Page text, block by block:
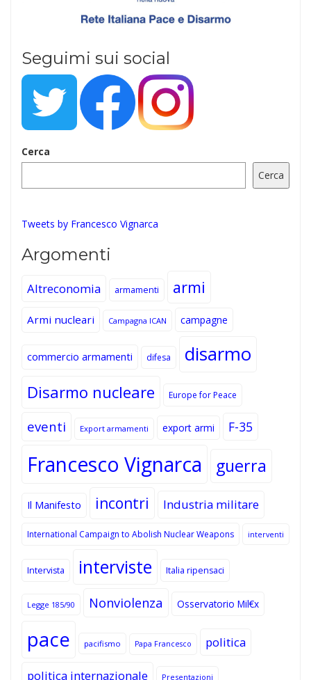
Seguimi sui social
Cerca
Cerca
Tweets by Francesco Vignarca
Argomenti
Altreconomia armamenti armi
Armi nucleari Campagna ICAN campagne
commercio armamenti difesa disarmo
Disarmo nucleare Europe for Peace
eventi Export armamenti export armi F-35
Francesco Vignarca guerra
Il Manifesto incontri Industria militare
International Campaign to Abolish Nuclear Weapons interventi
Intervista interviste Italia ripensaci
Legge 185/90 Nonviolenza Osservatorio Mil€x
pace pacifismo Papa Francesco politica
politica internazionale Presentazioni